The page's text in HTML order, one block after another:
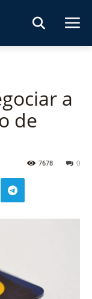
a
de
0
7678